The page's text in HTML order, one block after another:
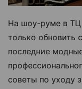
На шоу-руме в ТЦ
только обновить
последние
советы по уходу